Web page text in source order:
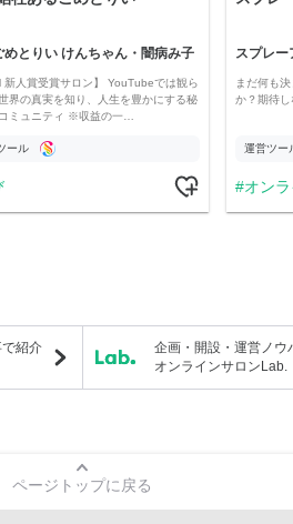
めとりい けんちゃん・闇病み子
新人賞受賞サロン】 YouTubeでは観ら
界の真実を知り、人生を豊かにする秘
ミュニティ ※収益の一…
ール
スプレー
まだ何も
か？期待し
運営ツー
オン
紹介
企画・開設・運営ノウ
オンラインサロンLab.
ページトップに戻る